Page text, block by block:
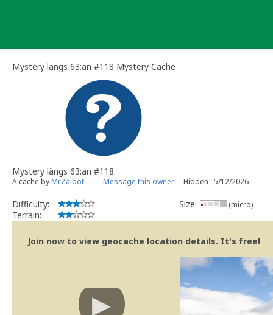
Mystery längs 63:an #118 Mystery Cache
Mystery längs 63:an #118
A cache byMrZaibot Message this owner Hidden : 5/12/2026
Difficulty:
Terrain:
Size: (micro)
Join now to view geocache location details. It's free!